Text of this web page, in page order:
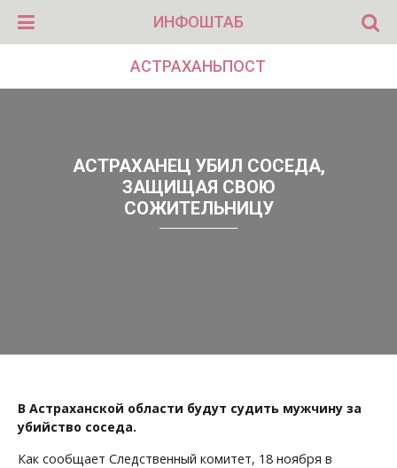
ИНФОШТАБ
АСТРАХАНЬПОСТ
АСТРАХАНЕЦ УБИЛ СОСЕДА,
ЗАЩИЩАЯ СВОЮ
СОЖИТЕЛЬНИЦУ
В Астраханской области будут судить мужчину за
убийство соседа.
Как сообщает Следственный комитет, 18 ноября в